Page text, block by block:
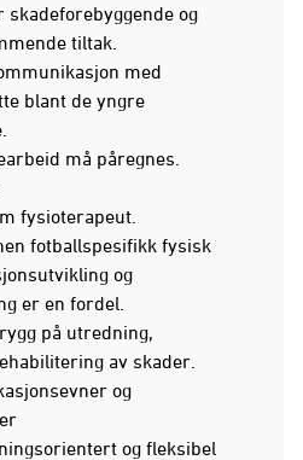
og
tiltak.
med
blant de yngre
må påregnes.
fysioterapeut.
fotballspesifikk fysisk
og
er en fordel.
på utredning,
av skader.
og
og fleksibel